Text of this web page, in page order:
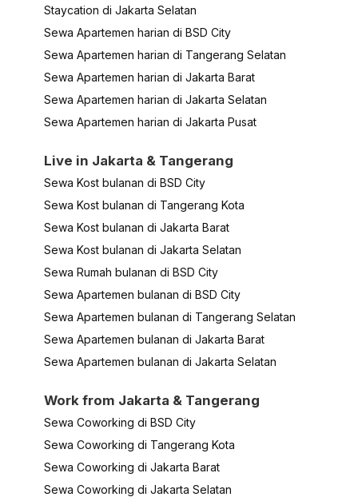
Staycation di Jakarta Selatan
Sewa Apartemen harian di BSD City
Sewa Apartemen harian di Tangerang Selatan
Sewa Apartemen harian di Jakarta Barat
Sewa Apartemen harian di Jakarta Selatan
Sewa Apartemen harian di Jakarta Pusat
Live in Jakarta & Tangerang
Sewa Kost bulanan di BSD City
Sewa Kost bulanan di Tangerang Kota
Sewa Kost bulanan di Jakarta Barat
Sewa Kost bulanan di Jakarta Selatan
Sewa Rumah bulanan di BSD City
Sewa Apartemen bulanan di BSD City
Sewa Apartemen bulanan di Tangerang Selatan
Sewa Apartemen bulanan di Jakarta Barat
Sewa Apartemen bulanan di Jakarta Selatan
Work from Jakarta & Tangerang
Sewa Coworking di BSD City
Sewa Coworking di Tangerang Kota
Sewa Coworking di Jakarta Barat
Sewa Coworking di Jakarta Selatan